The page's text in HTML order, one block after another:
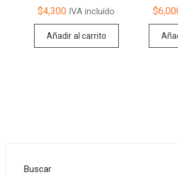
$4,300 IVA incluído
Añadir al carrito
$
Buscar